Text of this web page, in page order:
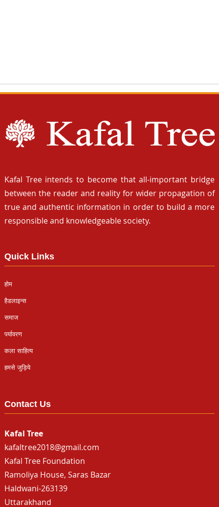
Kafal Tree intends to become that all-important bridge
between the reader and reality for wider propagation of
true and authentic information in order to build a more
responsible and knowledgeable society.
Quick Links
होम
हैडलाइन्स
समाज
पर्यावरण
कला साहित्य
हमसे जुड़िये
Contact Us
Kafal Tree
kafaltree2018@gmail.com
Kafal Tree Foundation
Ramoliya House, Saras Bazar
Haldwani-263139
Uttarakhand